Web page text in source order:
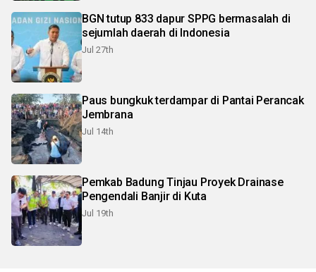
BGN tutup 833 dapur SPPG bermasalah di
sejumlah daerah di Indonesia
Jul 27th
Paus bungkuk terdampar di Pantai Perancak
Jembrana
Jul 14th
Pemkab Badung Tinjau Proyek Drainase
Pengendali Banjir di Kuta
Jul 19th